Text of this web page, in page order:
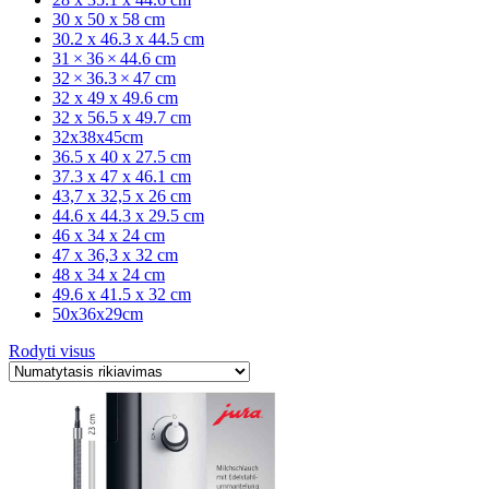
30 x 50 x 58 cm
30.2 x 46.3 x 44.5 cm
31 × 36 × 44.6 cm
32 × 36.3 × 47 cm
32 x 49 x 49.6 cm
32 x 56.5 x 49.7 cm
32x38x45cm
36.5 x 40 x 27.5 cm
37.3 x 47 x 46.1 cm
43,7 x 32,5 x 26 cm
44.6 x 44.3 x 29.5 cm
46 x 34 x 24 cm
47 x 36,3 x 32 cm
48 x 34 x 24 cm
49.6 x 41.5 x 32 cm
50x36x29cm
Rodyti visus